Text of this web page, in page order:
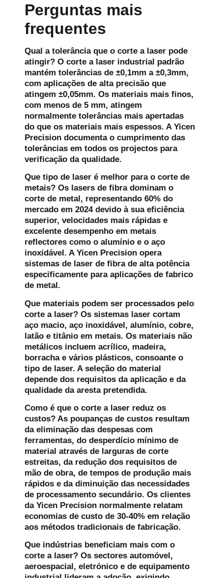
Perguntas mais
frequentes
Qual a tolerância que o corte a laser pode
atingir? O corte a laser industrial padrão
mantém tolerâncias de ±0,1mm a ±0,3mm,
com aplicações de alta precisão que
atingem ±0,05mm. Os materiais mais finos,
com menos de 5 mm, atingem
normalmente tolerâncias mais apertadas
do que os materiais mais espessos. A Yicen
Precision documenta o cumprimento das
tolerâncias em todos os projectos para
verificação da qualidade.
Que tipo de laser é melhor para o corte de
metais? Os lasers de fibra dominam o
corte de metal, representando 60% do
mercado em 2024 devido à sua eficiência
superior, velocidades mais rápidas e
excelente desempenho em metais
reflectores como o alumínio e o aço
inoxidável. A Yicen Precision opera
sistemas de laser de fibra de alta potência
especificamente para aplicações de fabrico
de metal.
Que materiais podem ser processados pelo
corte a laser? Os sistemas laser cortam
aço macio, aço inoxidável, alumínio, cobre,
latão e titânio em metais. Os materiais não
metálicos incluem acrílico, madeira,
borracha e vários plásticos, consoante o
tipo de laser. A seleção do material
depende dos requisitos da aplicação e da
qualidade da aresta pretendida.
Como é que o corte a laser reduz os
custos? As poupanças de custos resultam
da eliminação das despesas com
ferramentas, do desperdício mínimo de
material através de larguras de corte
estreitas, da redução dos requisitos de
mão de obra, de tempos de produção mais
rápidos e da diminuição das necessidades
de processamento secundário. Os clientes
da Yicen Precision normalmente relatam
economias de custo de 30-40% em relação
aos métodos tradicionais de fabricação.
Que indústrias beneficiam mais com o
corte a laser? Os sectores automóvel,
aeroespacial, eletrónico e de equipamento